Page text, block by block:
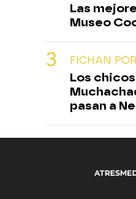
Las
Museo
FICHAN
Los
pasan a